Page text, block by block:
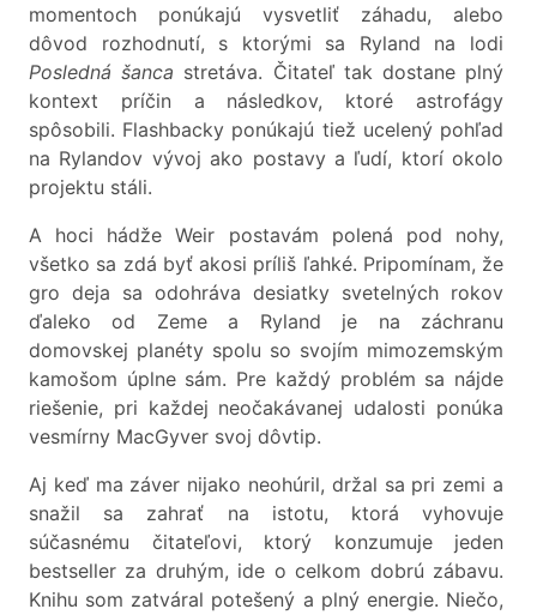
momentoch ponúkajú vysvetliť záhadu, alebo
dôvod rozhodnutí, s ktorými sa Ryland na lodi
Posledná šanca stretáva. Čitateľ tak dostane plný
kontext príčin a následkov, ktoré astrofágy
spôsobili. Flashbacky ponúkajú tiež ucelený pohľad
na Rylandov vývoj ako postavy a ľudí, ktorí okolo
projektu stáli.
A hoci hádže Weir postavám polená pod nohy,
všetko sa zdá byť akosi príliš ľahké. Pripomínam, že
gro deja sa odohráva desiatky svetelných rokov
ďaleko od Zeme a Ryland je na záchranu
domovskej planéty spolu so svojím mimozemským
kamošom úplne sám. Pre každý problém sa nájde
riešenie, pri každej neočakávanej udalosti ponúka
vesmírny MacGyver svoj dôvtip.
Aj keď ma záver nijako neohúril, držal sa pri zemi a
snažil sa zahrať na istotu, ktorá vyhovuje
súčasnému čitateľovi, ktorý konzumuje jeden
bestseller za druhým, ide o celkom dobrú zábavu.
Knihu som zatváral potešený a plný energie. Niečo,